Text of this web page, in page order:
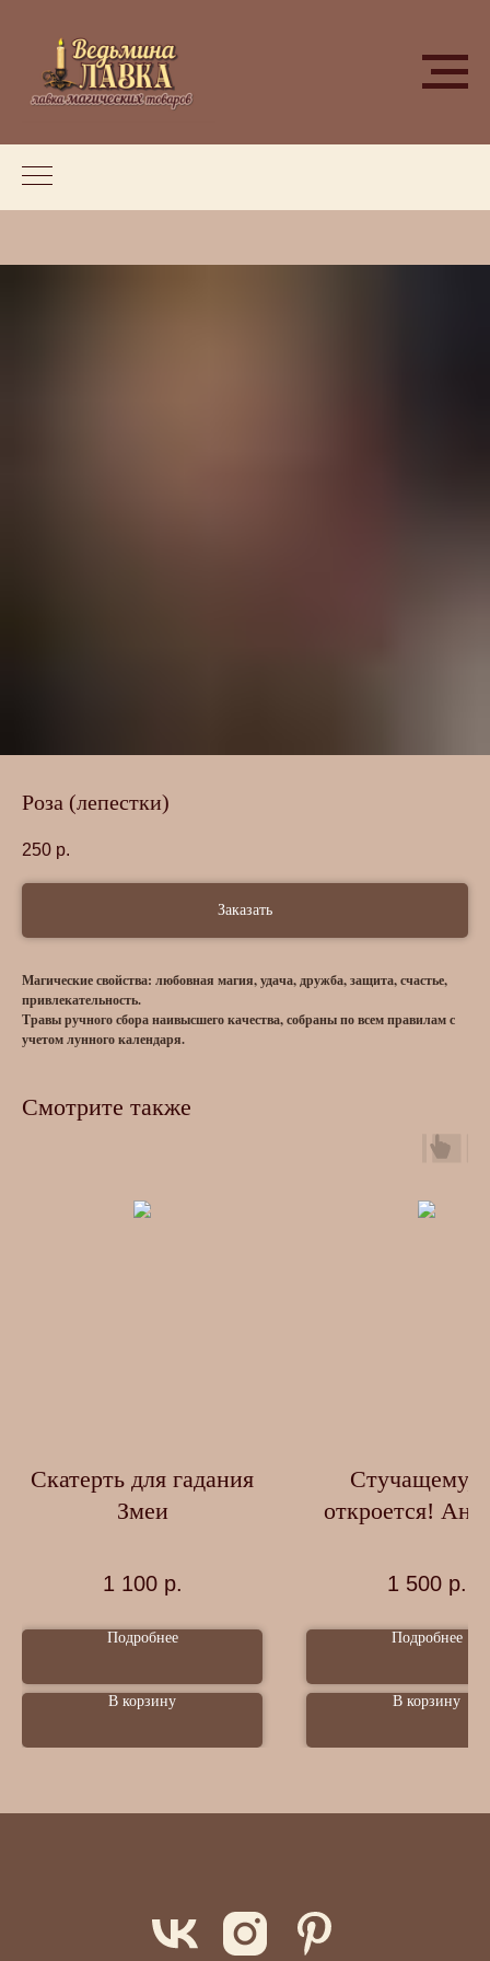
Роза (лепестки)
250 р.
Заказать
Магические свойства: любовная магия, удача, дружба, защита, счастье,
привлекательность.
Травы ручного сбора наивысшего качества, собраны по всем правилам с
учетом лунного календаря.
Смотрите также
Скатерть для гадания
Змеи
1 100 р.
Подробнее
В корзину
Стучащему,
откроется!
1 500 р.
Подробнее
В корзину